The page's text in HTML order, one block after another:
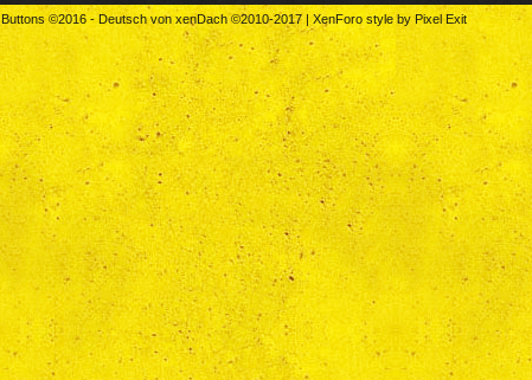
©2016 -Deutsch von xenDach©2010-2017 | XenForo style by Pixel Exit